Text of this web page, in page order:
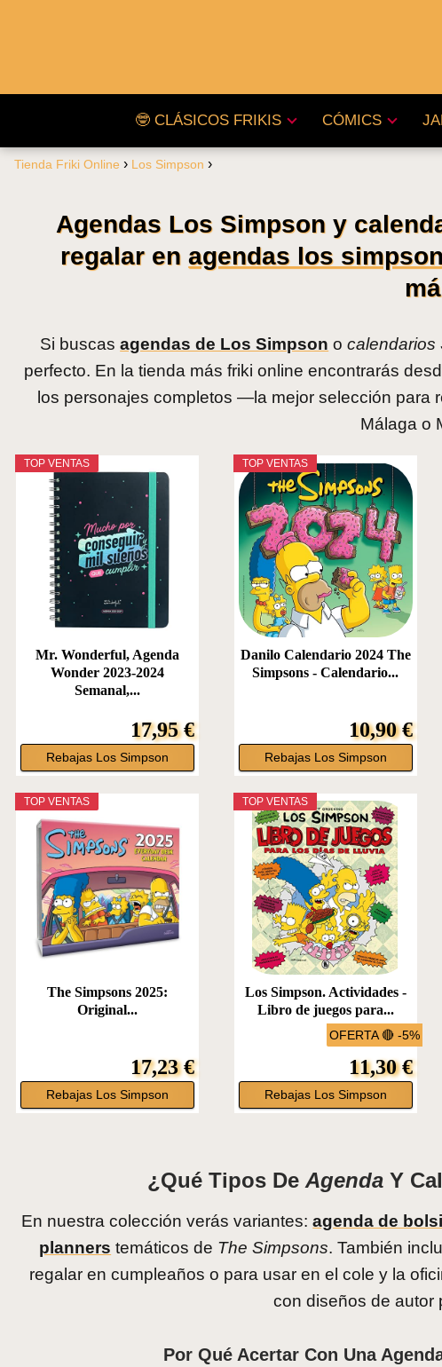
🤓 CLÁSICOS FRIKIS CÓMICS
Tienda Friki Online Los Simpson
Agendas Los Simpson y
regalar enagendas los
Si buscasagendas de Los Simpson ocalendarios
perfecto. En la tienda más friki online encontrarás
los personajes completos —la mejor selección para
Málaga o
TOP VENTAS
Mr. Wonderful, Agenda
Wonder 2023-2024
Semanal,...
17,95 €
Rebajas Los Simpson
TOP VENTAS
Danilo Calendario 2024 The
Simpsons - Calendario...
10,90 €
Rebajas Los Simpson
TOP VENTAS
The Simpsons 2025:
Original...
17,23 €
Rebajas Los Simpson
OFERTA 🔴 -5%
TOP VENTAS
Los Simpson. Actividades -
Libro de juegos para...
11,30 €
Rebajas Los Simpson
¿Qué Tipos De AgendaY
En nuestra colección verás variantes:agenda de
planners temáticos de The Simpsons. También
regalar en cumpleaños o para usar en el cole y la
con diseños de autor
Por Qué Acertar Con Una